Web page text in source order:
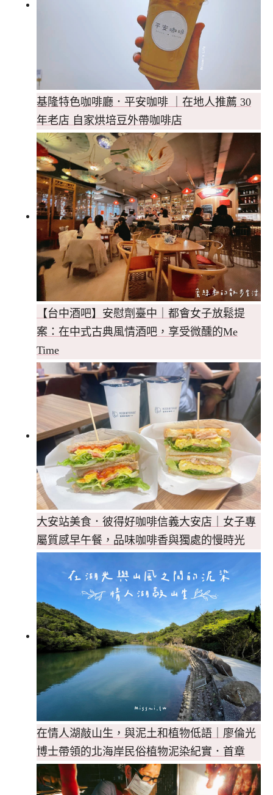
基隆特色咖啡廳．平安咖啡 ｜在地人推薦 30
年老店 自家烘培豆外帶咖啡店
【台中酒吧】安慰劑臺中｜都會女子放鬆提
案：在中式古典風情酒吧，享受微醺的Me
Time
大安站美食．彼得好咖啡信義大安店｜女子專
屬質感早午餐，品味咖啡香與獨處的慢時光
在情人湖敲山生，與泥土和植物低語｜廖倫光
博士帶領的北海岸民俗植物泥染紀實．首章